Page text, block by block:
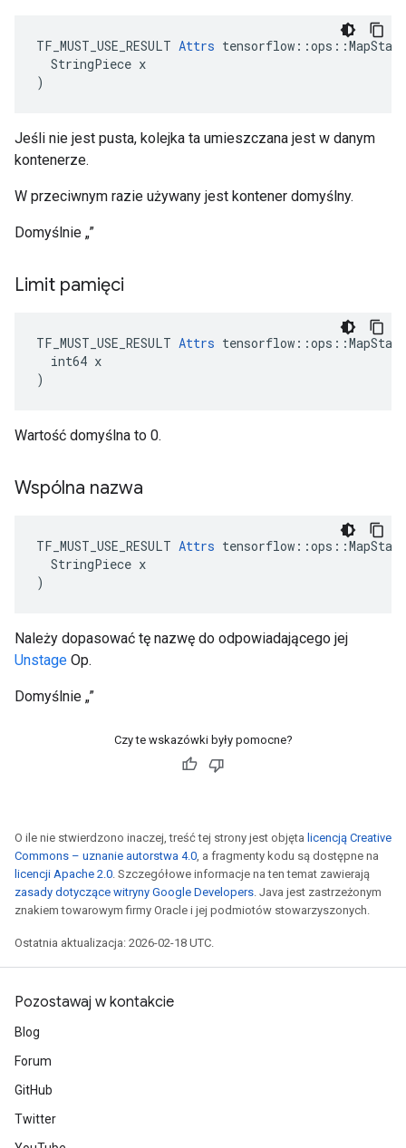
TF_MUST_USE_RESULT Attrs
  StringPiece x
)
Jeśli nie jest pusta, kolejka ta umieszczana jest w danym
kontenerze.
W przeciwnym razie używany jest kontener domyślny.
Domyślnie „”
Limit pamięci
TF_MUST_USE_RESULT Attrs
  int64 x
)
Wartość domyślna to 0.
Wspólna nazwa
TF_MUST_USE_RESULT Attrs
  StringPiece x
)
Należy dopasować tę nazwę do odpowiadającego jej
Unstage Op.
Domyślnie „”
Czy te wskazówki były pomocne?
O ile nie stwierdzono inaczej, treść tej strony jest objęta licencją Creative
Commons – uznanie autorstwa 4.0, a fragmenty kodu są dostępne na
licencji Apache 2.0. Szczegółowe informacje na ten temat zawierają
zasady dotyczące witryny Google Developers. Java jest zastrzeżonym
znakiem towarowym firmy Oracle i jej podmiotów stowarzyszonych.
Ostatnia aktualizacja: 2026-02-18 UTC.
Pozostawaj w kontakcie
Blog
Forum
GitHub
Twitter